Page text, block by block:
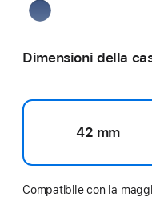
Bleu
Dimensioni della
42 mm
Compatibile con la